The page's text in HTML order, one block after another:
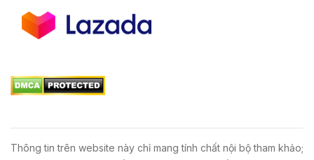
Thông tin trên website này chỉ mang tính chất nội bộ tham khảo;